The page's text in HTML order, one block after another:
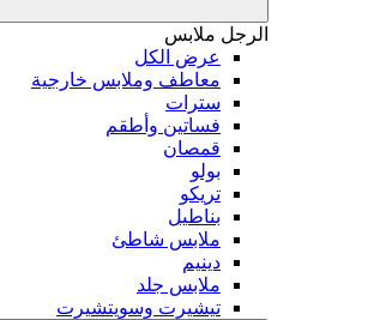
الرجل ملابس
عرض الكل
معاطف وملابس خارجية
سترات
فساتين وأطقم
قمصان
بولو
تريكو
بناطيل
ملابس شاطئ
دينيم
ملابس جلد
تيشيرت وسويتشيرت